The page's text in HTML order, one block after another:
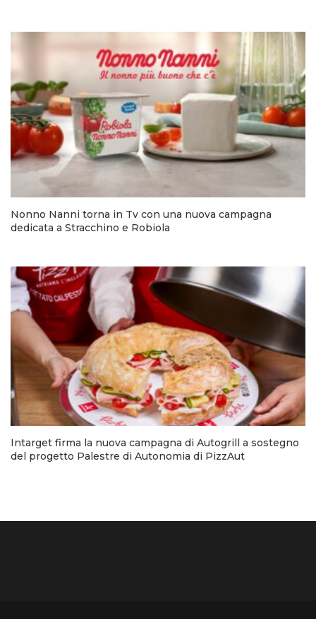
Nonno Nanni torna in Tv con una nuova campagna
dedicata a Stracchino e Robiola
Intarget firma la nuova campagna di Autogrill a sostegno
del progetto Palestre di Autonomia di PizzAut